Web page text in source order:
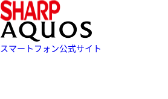
スマートフォン公式サイト